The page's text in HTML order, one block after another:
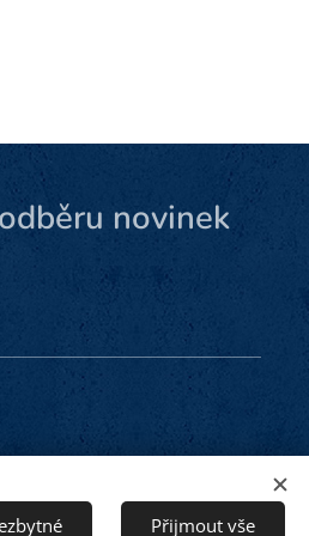
novinek
Přijmout vše